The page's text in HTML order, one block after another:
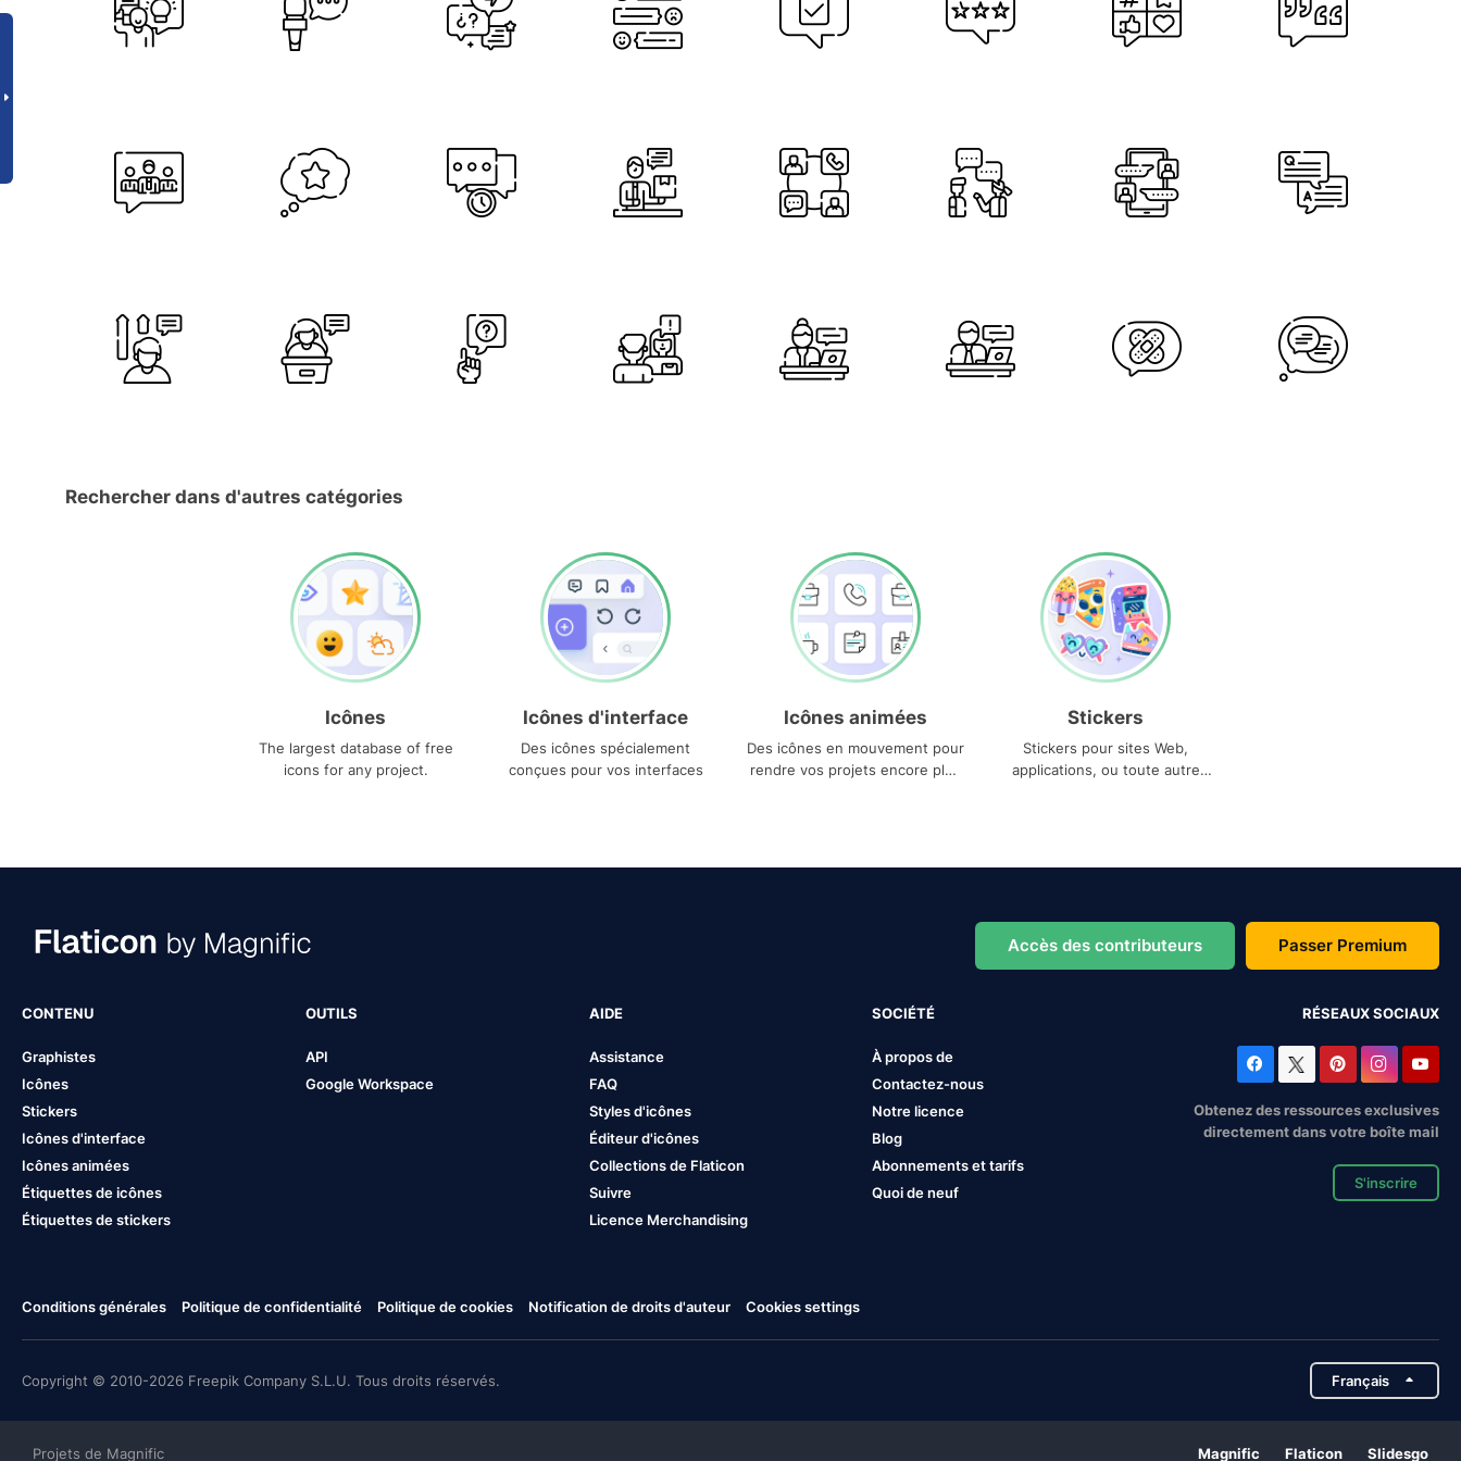
Rechercher dans d'autres catégories
Icônes
The largest database of free
icons for any project.
Icônes d'interface
Des icônes spécialement
conçues pour vos interfaces
Icônes animées
Des icônes en mouvement pour
rendre vos projets encore plus
Stickers
Stickers pour sites Web,
applications, ou toute autre
Accès des contributeurs Passer Premium
CONTENU
Graphistes
Icônes
Stickers
Icônes d'interface
Icônes animées
Étiquettes de icônes
Étiquettes de stickers
OUTILS
API
Google Workspace
AIDE
Assistance
FAQ
Styles d'icônes
Éditeur d'icônes
Collections de Flaticon
Suivre
Licence Merchandising
SOCIÉTÉ
À propos de
Contactez-nous
Notre licence
Blog
Abonnements et tarifs
Quoi de neuf
RÉSEAUX SOCIAUX
Obtenez des ressources exclusives
directement dans votre boîte mail
S'inscrire
Conditions générales Politique de confidentialité Politique de cookies Notification de droits d'auteur Cookies settings
Copyright © 2010-2026 Freepik Company S.L.U. Tous droits réservés. Français
Projets de Magnific Magnific Flaticon Slidesgo